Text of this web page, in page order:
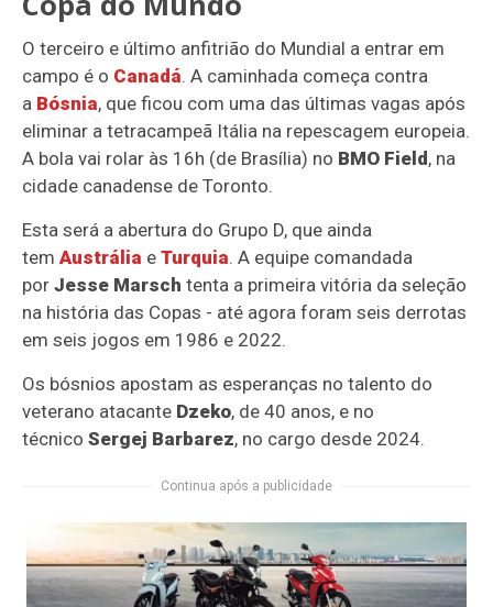
O terceiro e último anfitrião do Mundial a entrar em
campo é o Canadá. A caminhada começa contra
a Bósnia, que ficou com uma das últimas vagas após
eliminar a tetracampeã Itália na repescagem europeia.
A bola vai rolar às 16h (de Brasília) no BMO Field , na
cidade canadense de Toronto.
Esta será a abertura do Grupo D, que ainda
temAustrália eTurquia. A equipe comandada
porJesse Marsch tenta a primeira vitória da seleção
na história das Copas - até agora foram seis derrotas
em seis jogos em 1986 e 2022.
Os bósnios apostam as esperanças no talento do
veterano atacante Dzeko, de 40 anos, e no
técnicoSergej Barbarez, no cargo desde 2024.
Continua após a publicidade